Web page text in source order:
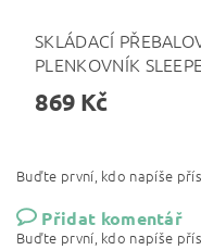
SKLÁDACÍ
PLENKOVNÍK
869 Kč
Buďte první, kdo napíše
Přidat komentář
Buďte první, kdo napíše